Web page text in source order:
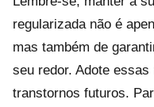
regularizada não é
mas também de
seu redor. Adote
transtornos futuros.